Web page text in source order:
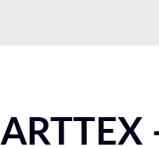
ARTTEX